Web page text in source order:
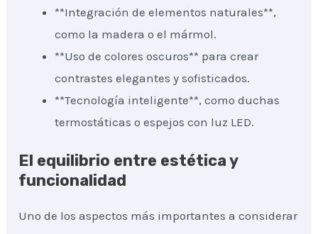
**Integración de elementos naturales**,
como la madera o el mármol.
**Uso de colores oscuros** para crear
contrastes elegantes y sofisticados.
**Tecnología inteligente**, como duchas
termostáticas o espejos con luz LED.
El equilibrio entre estética y
funcionalidad
Uno de los aspectos más importantes a considerar